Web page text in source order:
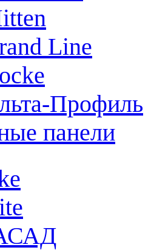
Line
Профиль
панели